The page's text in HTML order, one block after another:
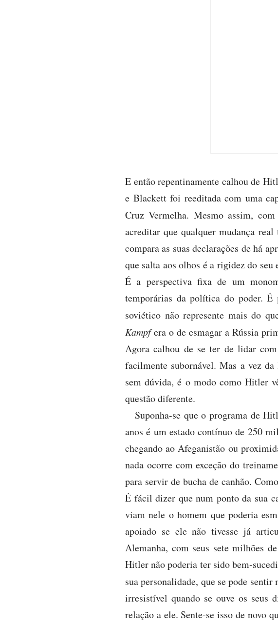
E então repentinamente calhou de
e Blackett foi reeditada com uma
Cruz Vermelha. Mesmo assim,
acreditar que qualquer mudança
compara as suas declarações de há
que salta aos olhos é a rigidez do
É a perspectiva fixa de um
temporárias da política do poder.
soviético não represente mais do
Kampfera o de esmagar a Rússia
Agora calhou de se ter de lidar
facilmente subornável. Mas a vez
sem dúvida, é o modo como Hitler
questão diferente.
Suponha-se que o programa de
anos é um estado contínuo de 250
chegando ao Afeganistão ou
nada ocorre com exceção do
para servir de bucha de canhão.
É fácil dizer que num ponto da sua
viam nele o homem que poderia
apoiado se ele não tivesse já
Alemanha, com seus sete milhões
Hitler não poderia ter sido bem-
sua personalidade, que se pode
irresistível quando se ouve os seus
relação a ele. Sente-se isso de novo